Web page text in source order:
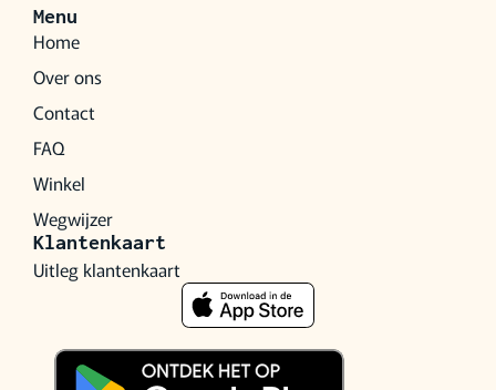
Menu
Home
Over ons
Contact
FAQ
Winkel
Wegwijzer
Klantenkaart
Uitleg klantenkaart